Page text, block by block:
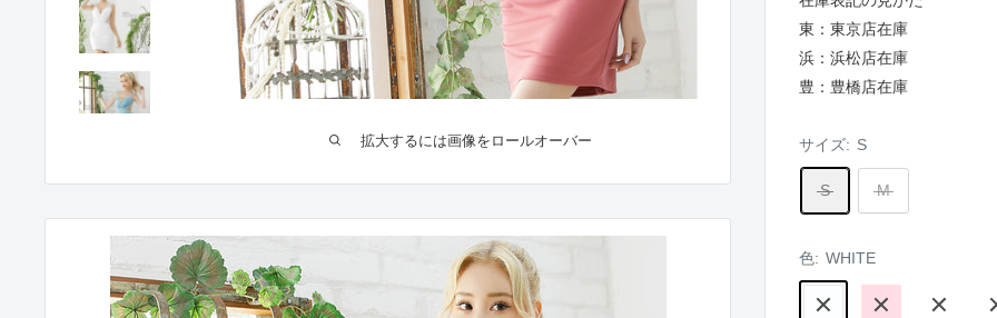
拡大するには画像をロールオーバー
東：東京店在庫
浜：浜松店在庫
豊：豊橋店在庫
サイズ: S
S M
色: WHITE
WHITE PINK BULE